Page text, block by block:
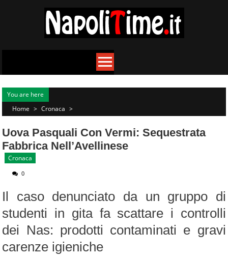
You are here
Home > Cronaca >
Uova Pasquali Con Vermi: Sequestrata
Fabbrica Nell’Avellinese
Cronaca
0
Il caso denunciato da un gruppo di
studenti in gita fa scattare i controlli
dei Nas: prodotti contaminati e gravi
carenze igieniche